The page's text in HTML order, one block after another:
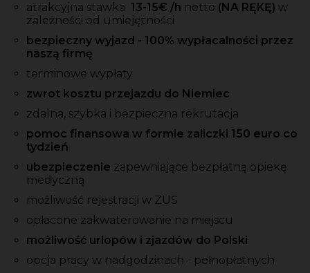
atrakcyjna stawka 13-15€ /h netto (NA RĘKĘ) w
zależności od umiejętności
bezpieczny wyjazd - 100% wypłacalności przez
naszą firmę
terminowe wypłaty
zwrot kosztu przejazdu do Niemiec
zdalna, szybka i bezpieczna rekrutacja
pomoc finansowa w formie zaliczki 150 euro co
tydzień
ubezpieczenie zapewniające bezpłatną opiekę
medyczną
możliwość rejestracji w ZUS
opłacone zakwaterowanie na miejscu
możliwość urlopów i zjazdów do Polski
opcja pracy w nadgodzinach - pełnopłatnych